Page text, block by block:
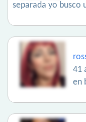
separada yo busco
41
en